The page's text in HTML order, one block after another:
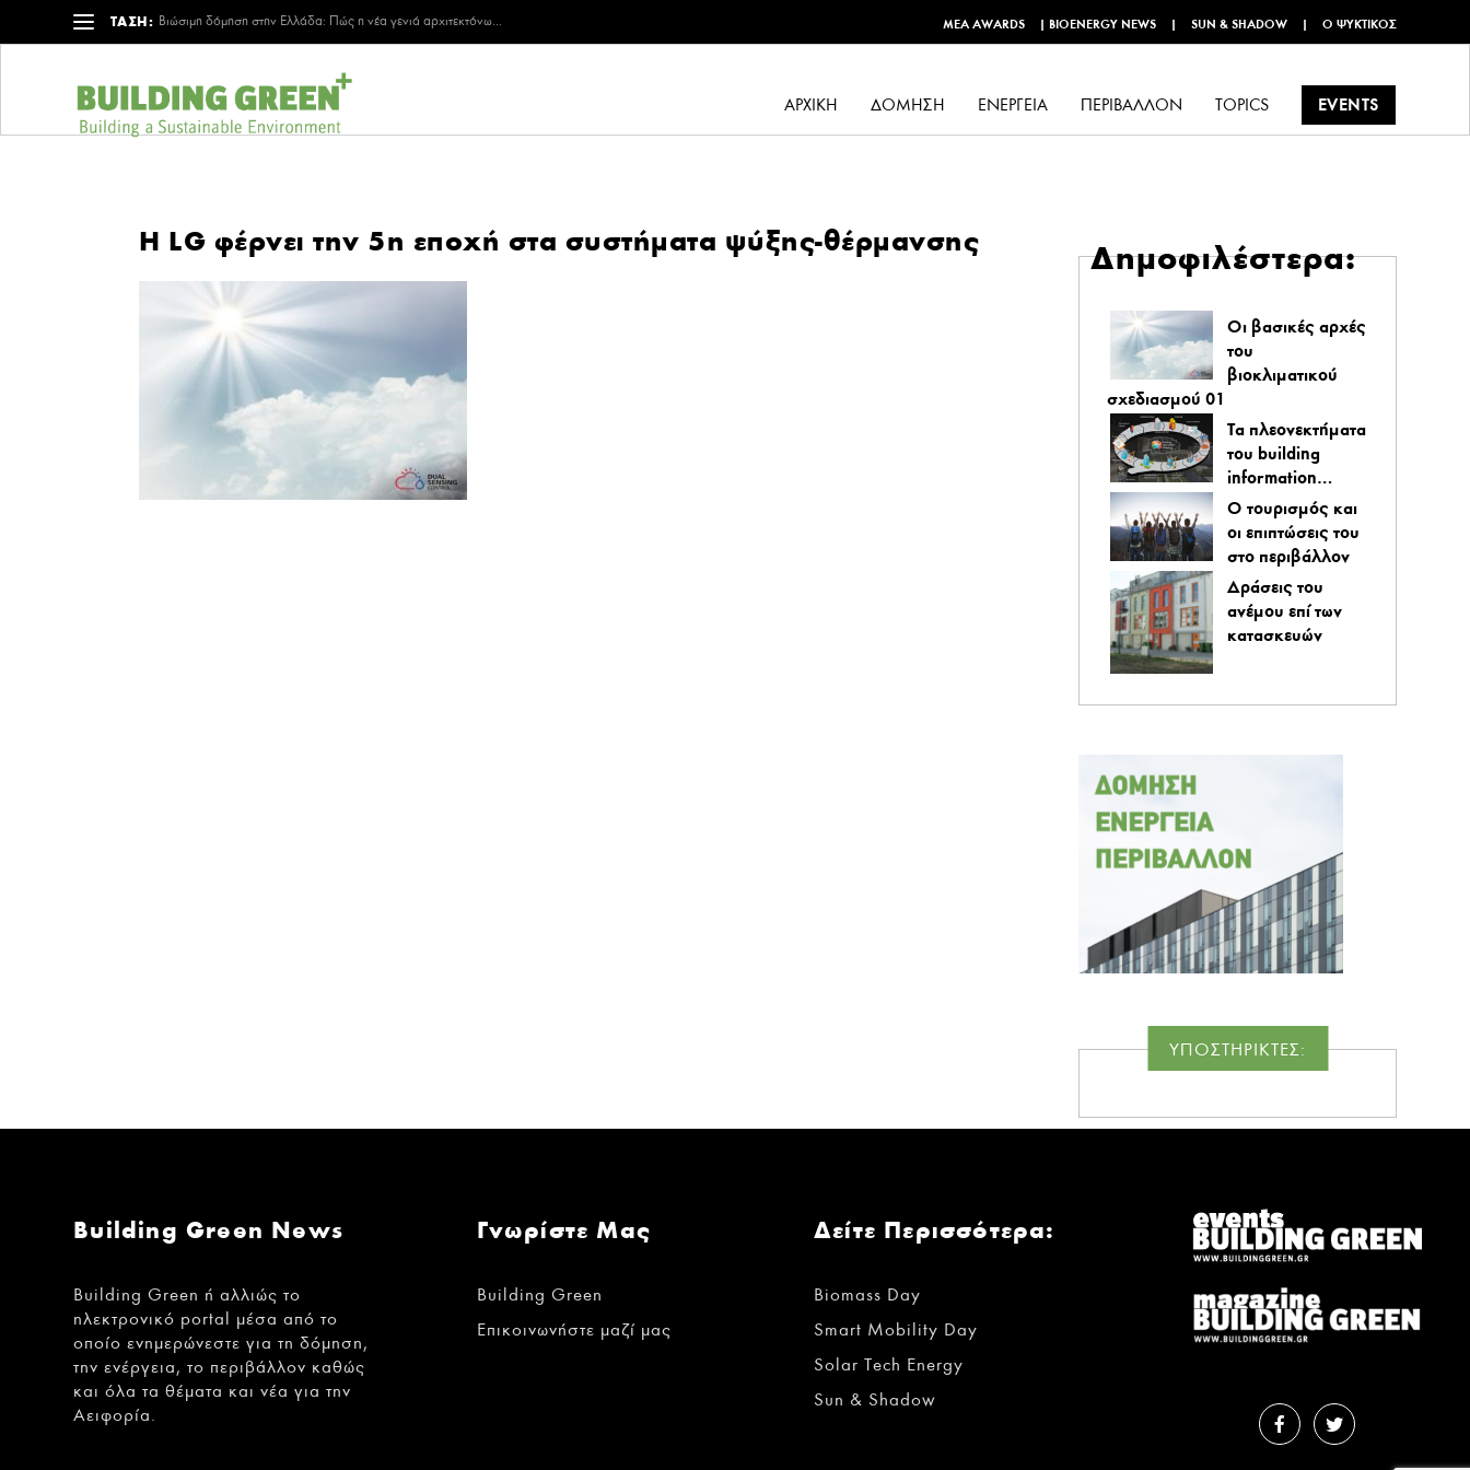
ΤΑΣΗ: Βιώσιμη δόμηση στην Ελλάδα: Πώς η νέα γενιά αρχιτεκτόνω... MEA AWARDS | BIOENERGY NEWS | SUN & SHADOW | Ο ΨΥΚΤΙΚΌΣ
ΑΡΧΙΚΉ ΔΌΜΗΣΗ ΕΝΈΡΓΕΙΑ ΠΕΡΙΒΆΛΛΟΝ TOPICS EVENTS
Η LG φέρνει την 5η εποχή στα συστήματα ψύξης-θέρμανσης Δημοφιλέστερα:
Οι βασικές αρχές
του
βιοκλιματικού
σχεδιασμού 01
Τα πλεονεκτήματα
του building
information…
O τουρισμός και
οι επιπτώσεις του
στο περιβάλλον
Δράσεις του
ανέμου επί των
κατασκευών
ΥΠΟΣΤΗΡΙΚΤΕΣ:
Building Green News
Building Green ή αλλιώς το
ηλεκτρονικό portal μέσα από το
οποίο ενημερώνεστε για τη δόμηση,
την ενέργεια, το περιβάλλον καθώς
και όλα τα θέματα και νέα για την
Αειφορία.
Γνωρίστε Μας
Building Green
Επικοινωνήστε μαζί μας
Δείτε Περισσότερα:
Biomass Day
Smart Mobility Day
Solar Tech Energy
Sun & Shadow